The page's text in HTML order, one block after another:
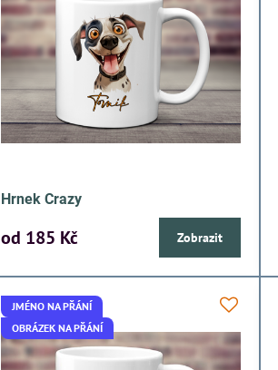
Hrnek Crazy
od 185 Kč Zobrazit
JMÉNO NA PŘÁNÍ
OBRÁZEK NA PŘÁNÍ